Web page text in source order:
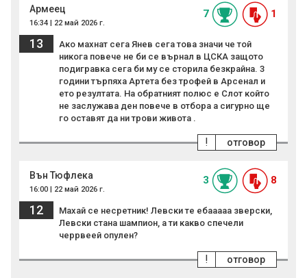
Армеец
16:34 | 22 май 2026 г.
7 1
13
Ако махнат сега Янев сега това значи че той
никога повече не би се върнал в ЦСКА защото
подигравка сега би му се сторила безкрайна. 3
години търпяха Артета без трофей в Арсенал и
ето резултата. На обратният полюс е Слот който
не заслужава ден повече в отбора а сигурно ще
го оставят да ни трови живота .
отговор
!
Вън Тюфлека
16:00 | 22 май 2026 г.
3 8
12
Махай се несретник! Левски те ебааааа зверски,
Левски стана шампион, а ти какво спечели
черрвеей опулен?
отговор
!